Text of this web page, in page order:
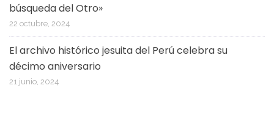
búsqueda del Otro»
22 octubre, 2024
El archivo histórico jesuita del Perú celebra su
décimo aniversario
21 junio, 2024